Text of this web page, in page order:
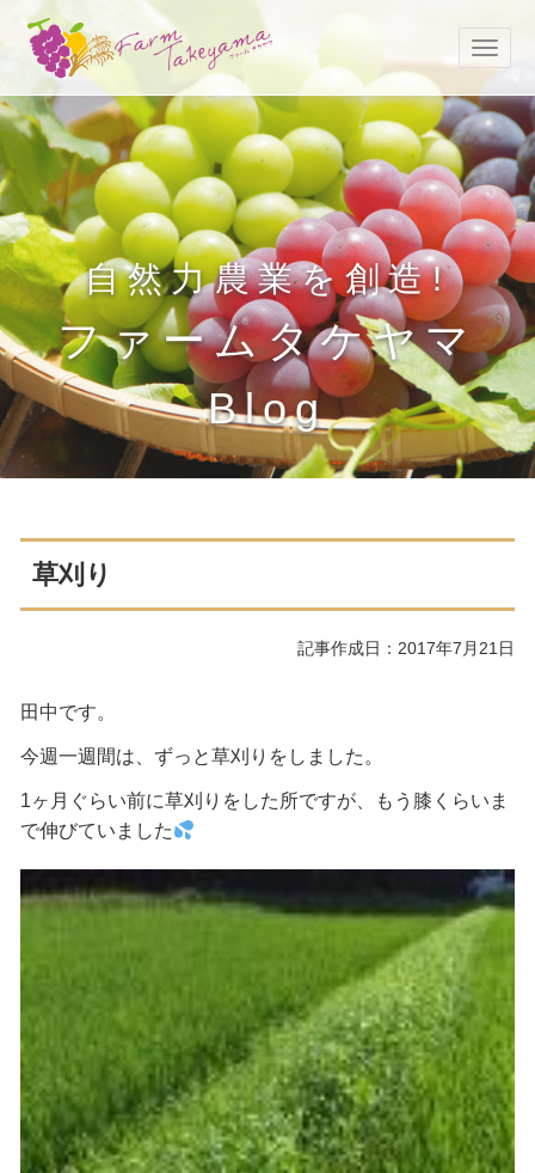
自然力農業を創造!
ファームタケヤマ
Blog
草刈り
記事作成日：2017年7月21日
田中です。
今週一週間は、ずっと草刈りをしました。
1ヶ月ぐらい前に草刈りをした所ですが、もう膝くらいま
で伸びていました